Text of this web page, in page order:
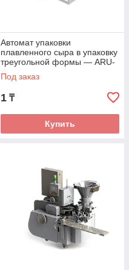
Автомат упаковки
плавленного сыра в упаковку
треугольной формы — ARU-
T
Под заказ
1 ₸
Купить